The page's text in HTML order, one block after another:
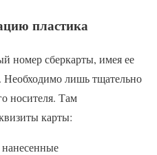
пластика
номер сберкарты, имея ее
Необходимо лишь тщательно
носителя. Там
карты: